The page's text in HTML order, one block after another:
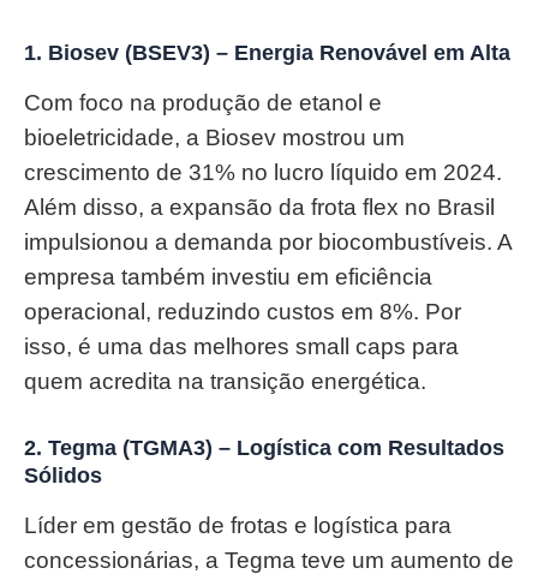
1. Biosev (BSEV3) – Energia Renovável em Alta
Com foco na produção de etanol e
bioeletricidade, a Biosev mostrou um
crescimento de 31% no lucro líquido em 2024.
Além disso, a expansão da frota flex no Brasil
impulsionou a demanda por biocombustíveis. A
empresa também investiu em eficiência
operacional, reduzindo custos em 8%. Por
isso, é uma das melhores small caps para
quem acredita na transição energética.
2. Tegma (TGMA3) – Logística com Resultados
Sólidos
Líder em gestão de frotas e logística para
concessionárias, a Tegma teve um aumento de